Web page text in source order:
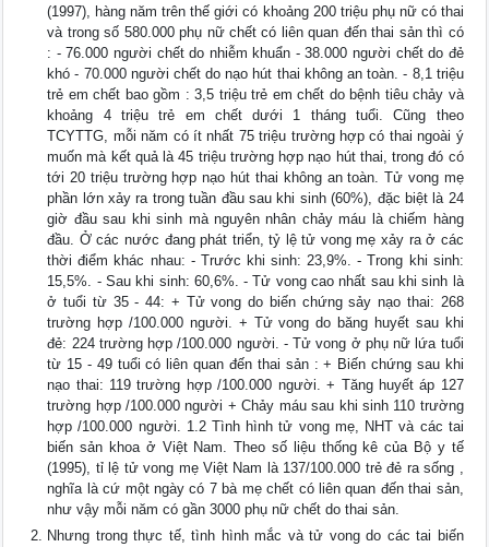
(1997), hàng năm trên thế giới có khoảng 200 triệu phụ nữ có thai
và trong số 580.000 phụ nữ chết có liên quan đến thai sản thì có
: - 76.000 người chết do nhiễm khuẩn - 38.000 người chết do đẻ
khó - 70.000 người chết do nạo hút thai không an toàn. - 8,1 triệu
trẻ em chết bao gồm : 3,5 triệu trẻ em chết do bệnh tiêu chảy và
khoảng 4 triệu trẻ em chết dưới 1 tháng tuổi. Cũng theo
TCYTTG, mỗi năm có ít nhất 75 triệu trường hợp có thai ngoài ý
muốn mà kết quả là 45 triệu trường hợp nạo hút thai, trong đó có
tới 20 triệu trường hợp nạo hút thai không an toàn. Tử vong mẹ
phần lớn xảy ra trong tuần đầu sau khi sinh (60%), đặc biệt là 24
giờ đầu sau khi sinh mà nguyên nhân chảy máu là chiếm hàng
đầu. Ở các nước đang phát triển, tỷ lệ tử vong mẹ xảy ra ở các
thời điểm khác nhau: - Trước khi sinh: 23,9%. - Trong khi sinh:
15,5%. - Sau khi sinh: 60,6%. - Tử vong cao nhất sau khi sinh là
ở tuổi từ 35 - 44: + Tử vong do biến chứng sảy nạo thai: 268
trường hợp /100.000 người. + Tử vong do băng huyết sau khi
đẻ: 224 trường hợp /100.000 người. - Tử vong ở phụ nữ lứa tuổi
từ 15 - 49 tuổi có liên quan đến thai sản : + Biến chứng sau khi
nạo thai: 119 trường hợp /100.000 người. + Tăng huyết áp 127
trường hợp /100.000 người + Chảy máu sau khi sinh 110 trường
hợp /100.000 người. 1.2 Tình hình tử vong mẹ, NHT và các tai
biến sản khoa ở Việt Nam. Theo số liệu thống kê của Bộ y tế
(1995), tỉ lệ tử vong mẹ Việt Nam là 137/100.000 trẻ đẻ ra sống ,
nghĩa là cứ một ngày có 7 bà mẹ chết có liên quan đến thai sản,
như vậy mỗi năm có gần 3000 phụ nữ chết do thai sản.
Nhưng trong thực tế, tình hình mắc và tử vong do các tai biến